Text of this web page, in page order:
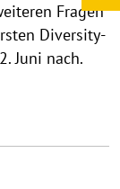
Fragen
Diversity-
Juni nach.